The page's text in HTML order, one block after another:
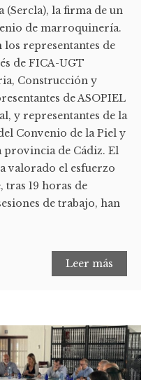
(Sercla), la firma de un
de marroquinería.
representantes de
de FICA-UGT
Construcción y
de ASOPIEL
y representantes de la
Convenio de la Piel y
de Cádiz. El
valorado el esfuerzo
tras 19 horas de
de trabajo, han
Leer más